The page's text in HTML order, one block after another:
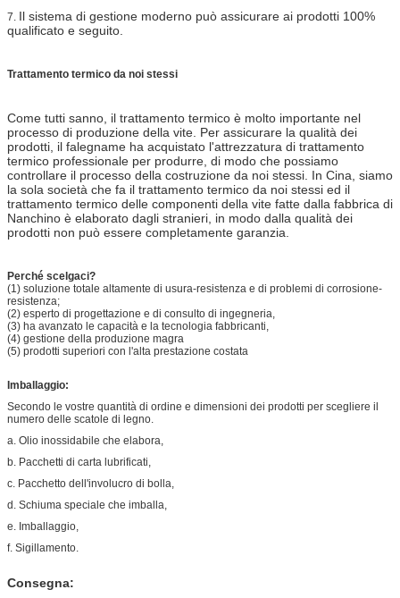
7. Il sistema di gestione moderno può assicurare ai prodotti 100%
qualificato e seguito.
Trattamento termico da noi stessi
Come tutti sanno, il trattamento termico è molto importante nel
processo di produzione della vite. Per assicurare la qualità dei
prodotti, il falegname ha acquistato l'attrezzatura di trattamento
termico professionale per produrre, di modo che possiamo
controllare il processo della costruzione da noi stessi. In Cina, siamo
la sola società che fa il trattamento termico da noi stessi ed il
trattamento termico delle componenti della vite fatte dalla fabbrica di
Nanchino è elaborato dagli stranieri, in modo dalla qualità dei
prodotti non può essere completamente garanzia.
Perché scelgaci?
(1) soluzione totale altamente di usura-resistenza e di problemi di corrosione-
resistenza;
(2) esperto di progettazione e di consulto di ingegneria,
(3) ha avanzato le capacità e la tecnologia fabbricanti,
(4) gestione della produzione magra
(5) prodotti superiori con l'alta prestazione costata
Imballaggio:
Secondo le vostre quantità di ordine e dimensioni dei prodotti per scegliere il
numero delle scatole di legno.
a. Olio inossidabile che elabora,
b. Pacchetti di carta lubrificati,
c. Pacchetto dell'involucro di bolla,
d. Schiuma speciale che imballa,
e. Imballaggio,
f. Sigillamento.
Consegna: